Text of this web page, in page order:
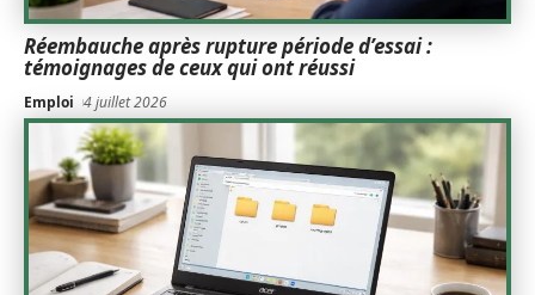
Réembauche après rupture période d’essai :
témoignages de ceux qui ont réussi
Emploi 4 juillet 2026